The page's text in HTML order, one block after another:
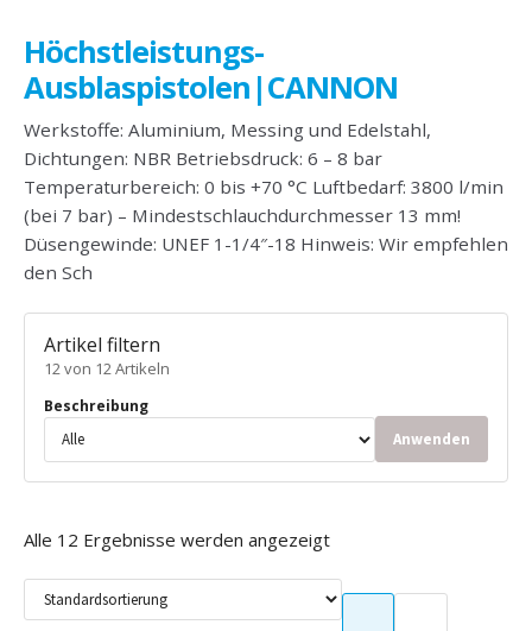
Höchstleistungs-
Ausblaspistolen|CANNON
Werkstoffe: Aluminium, Messing und Edelstahl,
Dichtungen: NBR Betriebsdruck: 6 – 8 bar
Temperaturbereich: 0 bis +70 °C Luftbedarf: 3800 l/min
(bei 7 bar) – Mindestschlauchdurchmesser 13 mm!
Düsengewinde: UNEF 1-1/4″-18 Hinweis: Wir empfehlen
den Sch
Artikel filtern
12 von 12 Artikeln
Beschreibung
Anwenden
Alle 12 Ergebnisse werden angezeigt